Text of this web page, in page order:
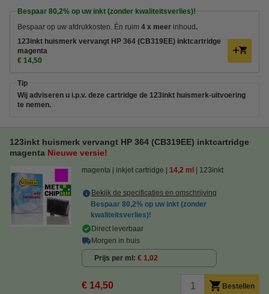
Bespaar 80,2% op uw inkt (zonder kwaliteitsverlies)!
Bespaar op uw afdrukkosten. Én ruim 4 x meer inhoud .
123inkt huismerk vervangt HP 364 (CB319EE) inktcartridge
magenta
€ 14,50
Tip
Wij adviseren u i.p.v. deze cartridge de 123inkt huismerk-uitvoering
te nemen.
123inkt huismerk vervangt HP 364 (CB319EE) inktcartridge
magenta Nieuwe versie!
magenta inkjet cartridge 14,2 ml 123inkt
Bekijk de specificaties en omschrijving
Bespaar 80,2% op uw inkt (zonder
kwaliteitsverlies)!
Direct leverbaar
Morgen in huis
Prijs per ml € 1,02
€ 14,50 Bestellen